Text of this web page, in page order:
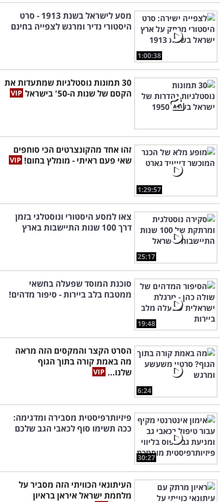
1:00:38
מסע לישראל בשנת 1913 - סרט
היסטורי נדיר ומרגש לצפייה בחינם
30 תמונות נוסטלגיות שמתעדות את
הקסם של שנות ה-50' בישראל
1:29:57
זהו אחד מהקונצרטים הכי סוחפים
שאי פעם ראיתי - מומלץ בחום!
25:17
צאו למסע היסטורי ונוסטלגי בזמן
דרך 100 שנות התיישבות בארץ
19:48
סוכנת המוסד שפעלה בחשאי
ממטבח בלב ביירות - סיפור מדהים!
6:24
הסרט הקצר והמקסים הזה מראה
מה באמת קורה בתוך הגוף
שלנו...
30:27
פיזיותרפיסטית מסבירה ומדגימה:
ככה תשימו סוף לכאבי הגב שלכם
העיתונאי הכוויתי הזה מסביר על
מלחמת ישראל איראן בראיון